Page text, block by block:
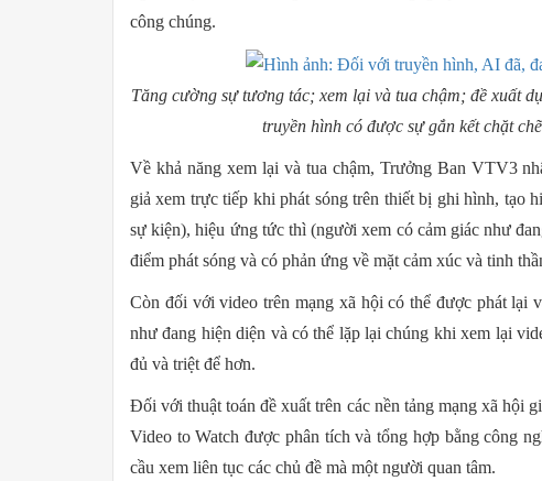
công chúng.
Tăng cường sự tương tác; xem lại và tua chậm; đề xuất
truyền hình có được sự gắn kết chặt
Về khả năng xem lại và tua chậm, Trưởng Ban VTV3
giả xem trực tiếp khi phát sóng trên thiết bị ghi hình, tạo
sự kiện), hiệu ứng tức thì (người xem có cảm giác như
điểm phát sóng và có phản ứng về mặt cảm xúc và tinh
Còn đối với video trên mạng xã hội có thể được phát lại
như đang hiện diện và có thể lặp lại chúng khi xem lại
đủ và triệt để hơn.
Đối với thuật toán đề xuất trên các nền tảng mạng xã hội
Video to Watch được phân tích và tổng hợp bằng công
cầu xem liên tục các chủ đề mà một người quan tâm.